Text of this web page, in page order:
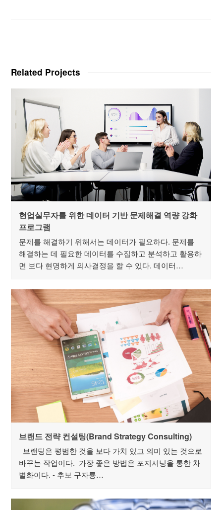
Related Projects
현업실무자를 위한 데이터 기반 문제해결 역량 강화
프로그램
문제를 해결하기 위해서는 데이터가 필요하다. 문제를
해결하는 데 필요한 데이터를 수집하고 분석하고 활용하
면 보다 현명하게 의사결정을 할 수 있다. 데이터…
브랜드 전략 컨설팅(Brand Strategy Consulting)
브랜딩은 평범한 것을 보다 가치 있고 의미 있는 것으로
바꾸는 작업이다. 가장 좋은 방법은 포지셔닝을 통한 차
별화이다. - 추보 구자룡…